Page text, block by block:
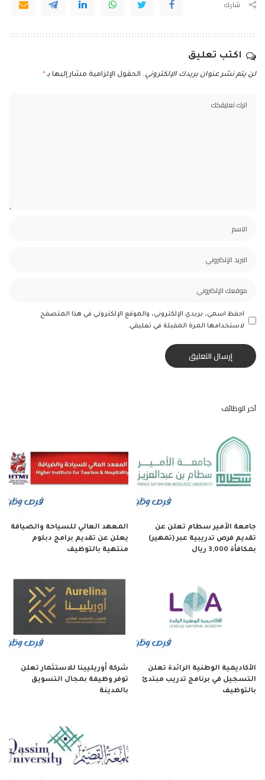
شارك
اكتب تعليق
لن يتم نشر عنوان بريدك الإلكتروني. الحقول الإلزامية مشار إليها بـ *
احفظ اسمي، بريدي الإلكتروني، والموقع الإلكتروني في هذا المتصفح
لاستخدامها المرة المقبلة في تعليقي.
آخر الوظائف
جامعة الأمير سطام تعلن عن
تقديم فرص تدريبية عبر (تمهير)
بمكافأة 3,000 ريال
المعهد العالي للسياحة والضيافة
يعلن عن تقديم برامج دبلوم
منتهية بالتوظيف
الأكاديمية الوطنية الرائدة تعلن
التسجيل في برنامج تدريب مبتدئ
بالتوظيف
شركة أوريليينا للاستثمار تعلن
توفر وظيفة بمجال التسويق
بالمدينة